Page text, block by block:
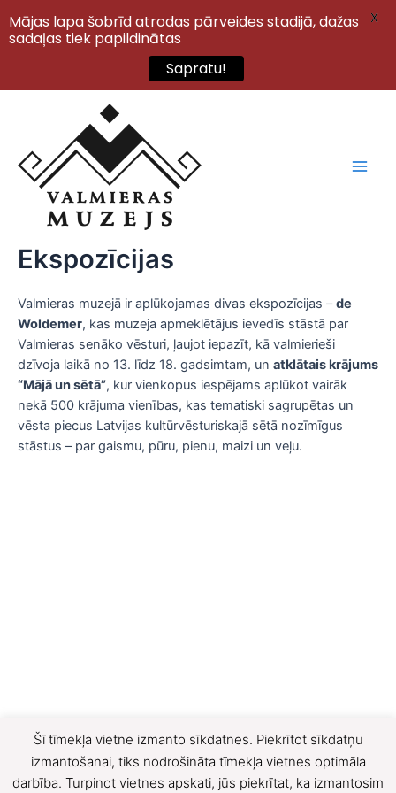
Ekspozīcijas
Valmieras muzejā ir aplūkojamas divas ekspozīcijas –de
Woldemer, kas muzeja apmeklētājus ievedīs stāstā par
Valmieras senāko vēsturi, ļaujot iepazīt, kā valmierieši
dzīvoja laikā no 13. līdz 18. gadsimtam, un atklātais krājums
“Mājā un sētā”, kur vienkopus iespējams aplūkot vairāk
nekā 500 krājuma vienības, kas tematiski sagrupētas un
vēsta piecus Latvijas kultūrvēsturiskajā sētā nozīmīgus
stāstus – par gaismu, pūru, pienu, maizi un veļu.
Šī tīmekļa vietne izmanto sīkdatnes. Piekrītot sīkdatņu
izmantošanai, tiks nodrošināta tīmekļa vietnes optimāla
darbība. Turpinot vietnes apskati, jūs piekrītat, ka izmantosim
Mājas lapa šobrīd atrodas pārveides stadijā, dažas
sadaļas tiek papildinātas
Sapratu!
X